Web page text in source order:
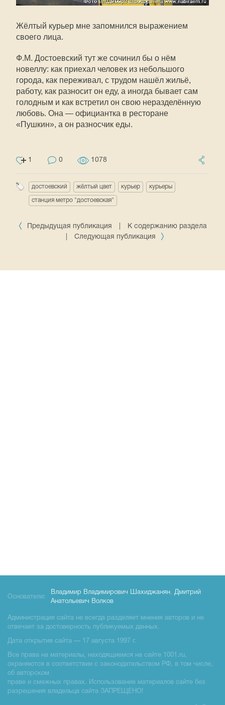
Жёлтый курьер мне запомнился выражением
своего лица.
Ф.М. Достоевский тут же сочинил бы о нём
новеллу: как приехал человек из небольшого
города, как переживал, с трудом нашёл жильё,
работу, как разносит он еду, а иногда бывает сам
голодным и как встретил он свою неразделённую
любовь. Она — официантка в ресторане
«Пушкин», а он разносчик еды.
1 0 1078
достоевский жёлтый цвет курьер курьеры
станция метро "достоевская"
Предыдущая публикация
К содержанию раздела
Следующая публикация
Основатели:
Владимир Владимирович Шахиджанян, Дмитрий
Анатольевич Волков
Администрация сайта не всегда разделяет мнения авторов и не
отвечает за достоверность публикуемых данных.
Дата открытия сайта — 17 августа 1997 г.
Все права на материалы, находящиемся на сайте 1001.ru,
охраняются в соответствии с законодательством РФ, в том числе,
об авторском
праве и смежных правах. Использование материалов сайте без
разрешения владельца сайта ЗАПРЕЩЕНО!